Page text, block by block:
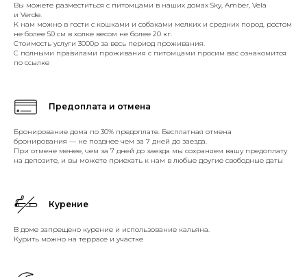
Вы можете разместиться с питомцами в наших домах Sky, Amber, Vela
и Verde.
К нам можно в гости с кошками и собаками мелких и средних пород, ростом
не более 50 см в холке весом не более 20 кг.
Стоимость услуги 3000р за весь период проживания.
С полными правилами проживания с питомцами просим вас ознакомится
по ссылке
Предоплата и отмена
Бронирование дома по 30% предоплате. Бесплатная отмена
бронирования — не позднее чем за 7 дней до заезда.
При отмене менее, чем за 7 дней до заезда мы сохраняем вашу предоплату
на депозите, и вы можете приехать к нам в любые другие свободные даты
Курение
В доме запрещено курение и использование кальяна.
Курить можно на террасе и участке